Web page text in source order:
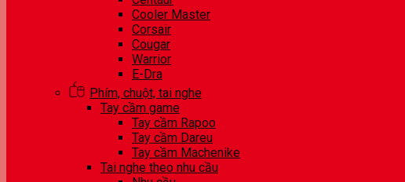
Cooler Master
Corsair
Cougar
Warrior
E-Dra
Phím, chuột, tai nghe
Tay cầm game
Tay cầm Rapoo
Tay cầm Dareu
Tay cầm Machenike
Tai nghe theo nhu cầu